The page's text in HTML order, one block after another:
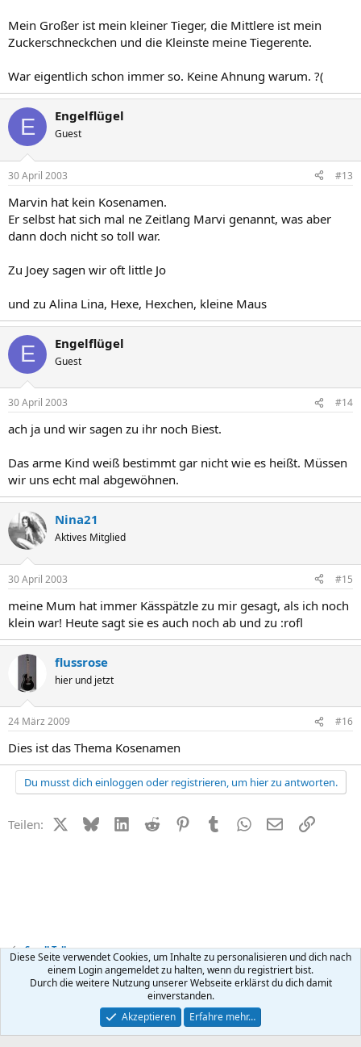
Mein Großer ist mein kleiner Tieger, die Mittlere ist mein
Zuckerschneckchen und die Kleinste meine Tiegerente.
War eigentlich schon immer so. Keine Ahnung warum. ?(
E Engelflügel
Guest
30 April 2003 #13
Marvin hat kein Kosenamen.
Er selbst hat sich mal ne Zeitlang Marvi genannt, was aber
dann doch nicht so toll war.
Zu Joey sagen wir oft little Jo
und zu Alina Lina, Hexe, Hexchen, kleine Maus
E Engelflügel
Guest
30 April 2003 #14
ach ja und wir sagen zu ihr noch Biest.
Das arme Kind weiß bestimmt gar nicht wie es heißt. Müssen
wir uns echt mal abgewöhnen.
Nina21
Aktives Mitglied
30 April 2003 #15
meine Mum hat immer Kässpätzle zu mir gesagt, als ich noch
klein war! Heute sagt sie es auch noch ab und zu :rofl
flussrose
hier und jetzt
24 März 2009 #16
Dies ist das Thema Kosenamen
Du musst dich einloggen oder registrieren, um hier zu antworten.
Teilen: X (Twitter)
BlueskyLinkedIn
Reddit PinterestTumblr WhatsApp
E-MailLink
Small Talk
Kontakt Nutzungsbedingungen Datenschutz Hilfe
R
Community platform by XenForo ® © 2010-2026 XenForo Ltd.
Diese Seite verwendet Cookies, um Inhalte zu personalisieren und dich nach
einem Login angemeldet zu halten, wenn du registriert bist.
Durch die weitere Nutzung unserer Webseite erklärst du dich damit
einverstanden.
Akzeptieren
Erfahre mehr…